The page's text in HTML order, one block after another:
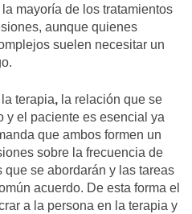
mayoría de los tratamientos
aunque quienes
suelen necesitar un
terapia, la relación que se
y el paciente es esencial ya
que ambos formen un
sobre la frecuencia de
se abordarán y las tareas
acuerdo. De esta forma el
a la persona en la terapia y